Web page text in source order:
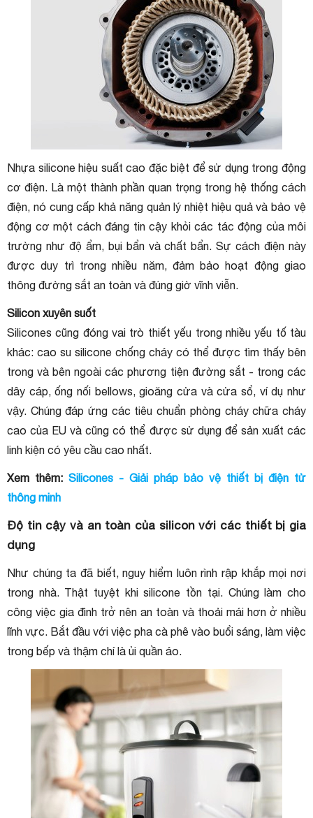
Nhựa silicone hiệu suất cao đặc biệt để sử dụng trong động
cơ điện. Là một thành phần quan trọng trong hệ thống cách
điện, nó cung cấp khả năng quản lý nhiệt hiệu quả và bảo vệ
động cơ một cách đáng tin cậy khỏi các tác động của môi
trường như độ ẩm, bụi bẩn và chất bẩn. Sự cách điện này
được duy trì trong nhiều năm, đảm bảo hoạt động giao
thông đường sắt an toàn và đúng giờ vĩnh viễn.
Silicon xuyên suốt
Silicones cũng đóng vai trò thiết yếu trong nhiều yếu tố tàu
khác: cao su silicone chống cháy có thể được tìm thấy bên
trong và bên ngoài các phương tiện đường sắt - trong các
dây cáp, ống nối bellows, gioăng cửa và cửa sổ, ví dụ như
vậy. Chúng đáp ứng các tiêu chuẩn phòng cháy chữa cháy
cao của EU và cũng có thể được sử dụng để sản xuất các
linh kiện có yêu cầu cao nhất.
Xem thêm: Silicones - Giải pháp bảo vệ thiết bị điện tử
thông minh
Độ tin cậy và an toàn của silicon với các thiết bị gia
dụng
Như chúng ta đã biết, nguy hiểm luôn rình rập khắp mọi nơi
trong nhà. Thật tuyệt khi silicone tồn tại. Chúng làm cho
công việc gia đình trở nên an toàn và thoải mái hơn ở nhiều
lĩnh vực. Bắt đầu với việc pha cà phê vào buổi sáng, làm việc
trong bếp và thậm chí là ủi quần áo.